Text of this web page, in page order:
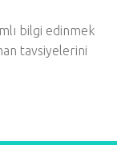
bilgi edinmek
tavsiyelerini